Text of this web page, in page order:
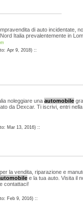
di auto incidentate,
Italia prevalentemente in
Apr 9, 2018) ::
noleggiare una automobile
da Dexcar. Ti iscrivi, entri
Mar 13, 2016) ::
la vendita, riparazione e
e la tua auto. Visita il
contattaci!
Feb 9, 2016) ::